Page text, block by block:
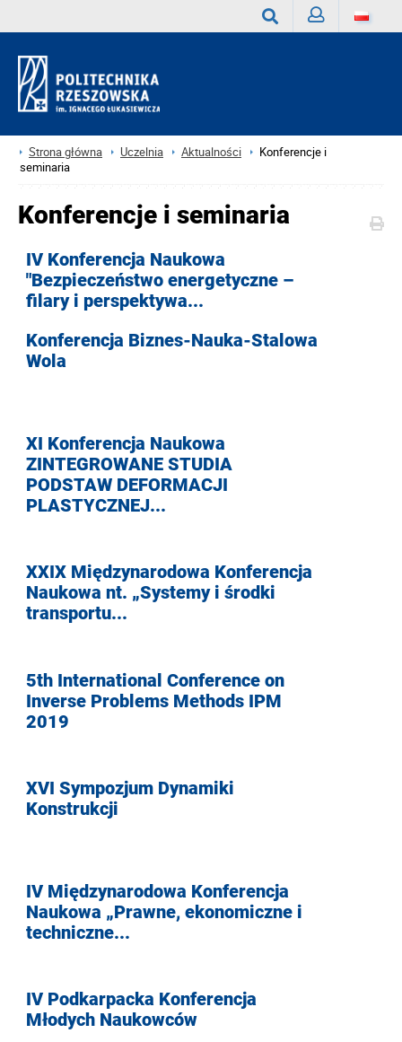
Strona główna Uczelnia Aktualności
Konferencje i
seminaria
Konferencje i seminaria
IV Konferencja Naukowa
"Bezpieczeństwo energetyczne –
filary i perspektywa...
Konferencja Biznes-Nauka-Stalowa
Wola
XI Konferencja Naukowa
ZINTEGROWANE STUDIA
PODSTAW DEFORMACJI
PLASTYCZNEJ...
XXIX Międzynarodowa Konferencja
Naukowa nt. „Systemy i środki
transportu...
5th International Conference on
Inverse Problems Methods IPM
2019
XVI Sympozjum Dynamiki
Konstrukcji
IV Międzynarodowa Konferencja
Naukowa „Prawne, ekonomiczne i
techniczne...
IV Podkarpacka Konferencja
Młodych Naukowców